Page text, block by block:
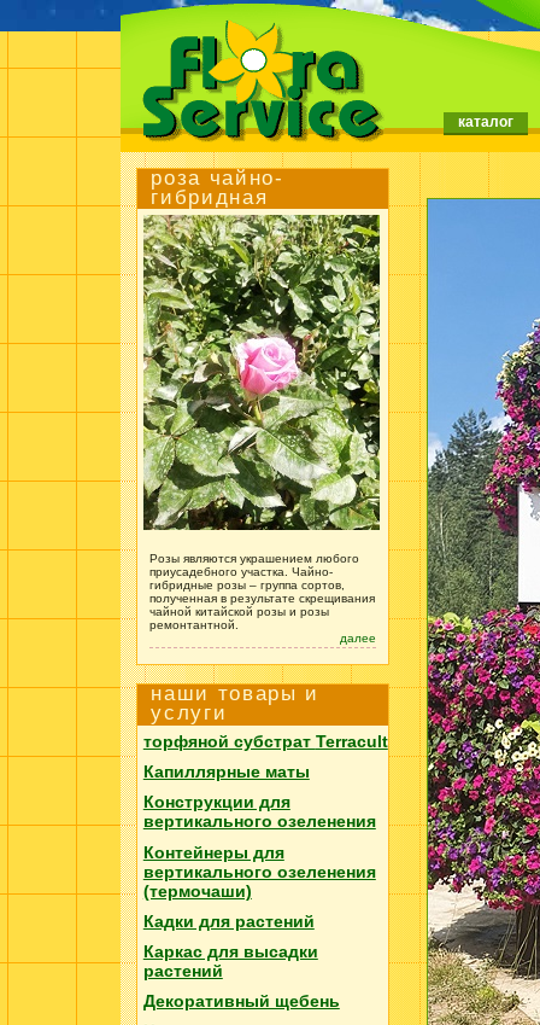
каталог
роза чайно-
гибридная
Розы являются украшением любого
приусадебного участка. Чайно-
гибридные розы – группа сортов,
полученная в результате скрещивания
чайной китайской розы и розы
ремонтантной.
далее
наши товары и
услуги
торфяной субстрат Terracult
Капиллярные маты
Конструкции для
вертикального озеленения
Контейнеры для
вертикального озеленения
(термочаши)
Кадки для растений
Каркас для высадки
растений
Декоративный щебень